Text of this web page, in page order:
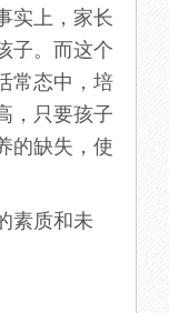
实上，家长
子。而这个
常态中，培
，只要孩子
的缺失，使
素质和未